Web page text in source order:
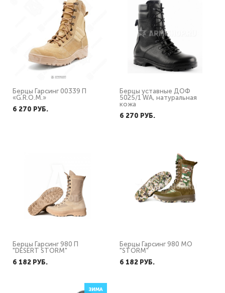
Берцы Гарсинг 00339 П
«G.R.O.M.»
6 270 PУБ.
Берцы уставные ДОФ
5025/1 WA, натуральная
кожа
6 270 PУБ.
Берцы Гарсинг 980 П
"DESERT STORM"
6 182 PУБ.
Берцы Гарсинг 980 MO
"STORM"
6 182 PУБ.
ЗИМА